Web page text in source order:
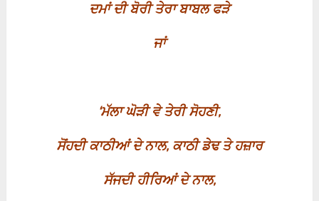
ਦਮਾਂ ਦੀ ਬੋਰੀ ਤੇਰਾ ਬਾਬਲ ਫੜੇ
ਜਾਂ
‘ਮੱਲਾ ਘੋੜੀ ਵੇ ਤੇਰੀ ਸੋਹਣੀ,
ਸੋਂਹਦੀ ਕਾਠੀਆਂ ਦੇ ਨਾਲ, ਕਾਠੀ ਡੇਢ ਤੇ ਹਜ਼ਾਰ
ਸੱਜਦੀ ਹੀਰਿਆਂ ਦੇ ਨਾਲ,